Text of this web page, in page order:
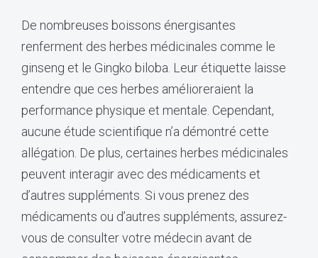
De nombreuses boissons énergisantes
renferment des herbes médicinales comme le
ginseng et le Gingko biloba. Leur étiquette laisse
entendre que ces herbes amélioreraient la
performance physique et mentale. Cependant,
aucune étude scientifique n’a démontré cette
allégation. De plus, certaines herbes médicinales
peuvent interagir avec des médicaments et
d’autres suppléments. Si vous prenez des
médicaments ou d’autres suppléments, assurez-
vous de consulter votre médecin avant de